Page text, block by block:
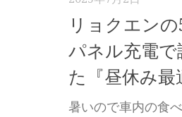
リョクエン
パネル充電で
た『昼休み最
暑いので車内の食